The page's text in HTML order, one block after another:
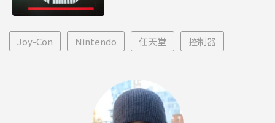
Joy-Con Nintendo 任天堂 控制器